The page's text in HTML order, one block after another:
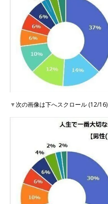
▼次の画像は下へスクロール (12/16)